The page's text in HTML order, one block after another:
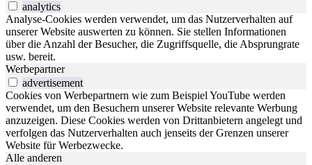
analytics
Analyse-Cookies werden verwendet, um das Nutzerverhalten auf
unserer Website auswerten zu können. Sie stellen Informationen
über die Anzahl der Besucher, die Zugriffsquelle, die Absprungrate
usw. bereit.
Werbepartner
advertisement
Cookies von Werbepartnern wie zum Beispiel YouTube werden
verwendet, um den Besuchern unserer Website relevante Werbung
anzuzeigen. Diese Cookies werden von Drittanbietern angelegt und
verfolgen das Nutzerverhalten auch jenseits der Grenzen unserer
Website für Werbezwecke.
Alle anderen